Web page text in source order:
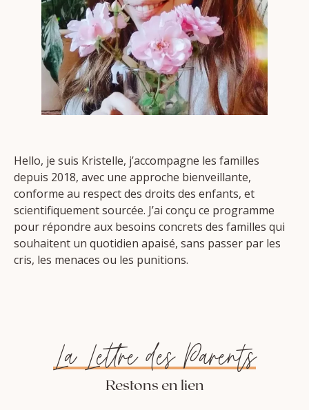
Hello, je suis Kristelle, j’accompagne les familles
depuis 2018, avec une approche bienveillante,
conforme au respect des droits des enfants, et
scientifiquement sourcée. J’ai conçu ce programme
pour répondre aux besoins concrets des familles qui
souhaitent un quotidien apaisé, sans passer par les
cris, les menaces ou les punitions.
La Lettre des Parents
Restons en lien